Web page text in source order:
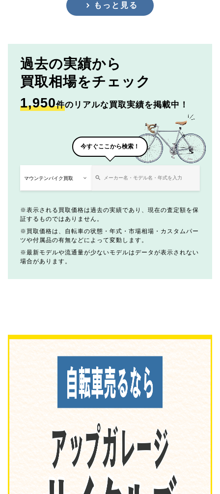
もっと見る
過去の実績から
買取相場をチェック
1,950件のリアルな買取実績を掲載中！
今すぐここから検索！
表示される買取価格は過去の実績であり、現在の査定額を保
証するものではありません。
買取価格は、自転車の状態・年式・市場相場・カスタムパー
ツや付属品の有無などによって変動します。
最新モデルや流通量が少ないモデルはデータが表示されない
場合があります。